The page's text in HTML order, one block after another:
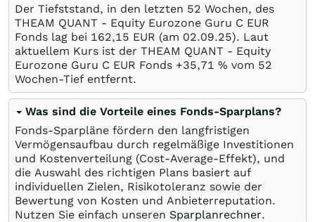
Der Tiefststand, in den letzten 52 Wochen, des
THEAM QUANT - Equity Eurozone Guru C EUR
Fonds lag bei 162,15 EUR (am 02.09.25). Laut
aktuellem Kurs ist der THEAM QUANT - Equity
Eurozone Guru C EUR Fonds +35,71 % vom 52
Wochen-Tief entfernt.
Was sind die Vorteile eines Fonds-Sparplans?
Fonds-Sparpläne fördern den langfristigen
Vermögensaufbau durch regelmäßige Investitionen
und Kostenverteilung (Cost-Average-Effekt), und
die Auswahl des richtigen Plans basiert auf
individuellen Zielen, Risikotoleranz sowie der
Bewertung von Kosten und Anbieterreputation.
Nutzen Sie einfach unseren Sparplanrechner.